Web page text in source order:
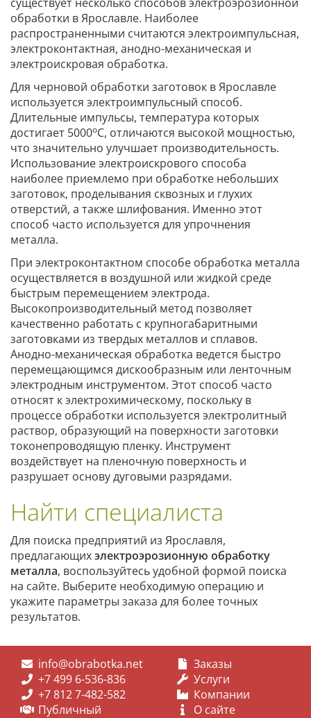
обработки в Ярославле. Наиболее
распространенными считаются электроимпульсная,
электроконтактная, анодно-механическая и
электроискровая обработка.
Для черновой обработки заготовок в Ярославле
используется электроимпульсный способ.
Длительные импульсы, температура которых
достигает 5000оС, отличаются высокой мощностью,
что значительно улучшает производительность.
Использование электроискрового способа
наиболее приемлемо при обработке небольших
заготовок, проделывания сквозных и глухих
отверстий, а также шлифования. Именно этот
способ часто используется для упрочнения
металла.
При электроконтактном способе обработка металла
осуществляется в воздушной или жидкой среде
быстрым перемещением электрода.
Высокопроизводительный метод позволяет
качественно работать с крупногабаритными
заготовками из твердых металлов и сплавов.
Анодно-механическая обработка ведется быстро
перемещающимся дискообразным или ленточным
электродным инструментом. Этот способ часто
относят к электрохимическому, поскольку в
процессе обработки используется электролитный
раствор, образующий на поверхности заготовки
токонепроводящую пленку. Инструмент
воздействует на пленочную поверхность и
разрушает основу дуговыми разрядами.
Найти специалиста
Для поиска предприятий из Ярославля,
предлагающихэлектроэрозионную обработку
металла, воспользуйтесь удобной формой поиска
на сайте. Выберите необходимую операцию и
укажите параметры заказа для более точных
результатов.
info@obrabotka.net
+7 499 6-536-836
+7 812 7-482-582
Публичный
Заказы
Услуги
Компании
О сайте